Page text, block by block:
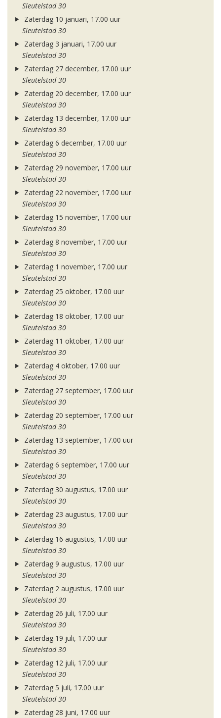
Sleutelstad 30
Zaterdag 10 januari, 17.00 uur
Sleutelstad 30
Zaterdag 3 januari, 17.00 uur
Sleutelstad 30
Zaterdag 27 december, 17.00 uur
Sleutelstad 30
Zaterdag 20 december, 17.00 uur
Sleutelstad 30
Zaterdag 13 december, 17.00 uur
Sleutelstad 30
Zaterdag 6 december, 17.00 uur
Sleutelstad 30
Zaterdag 29 november, 17.00 uur
Sleutelstad 30
Zaterdag 22 november, 17.00 uur
Sleutelstad 30
Zaterdag 15 november, 17.00 uur
Sleutelstad 30
Zaterdag 8 november, 17.00 uur
Sleutelstad 30
Zaterdag 1 november, 17.00 uur
Sleutelstad 30
Zaterdag 25 oktober, 17.00 uur
Sleutelstad 30
Zaterdag 18 oktober, 17.00 uur
Sleutelstad 30
Zaterdag 11 oktober, 17.00 uur
Sleutelstad 30
Zaterdag 4 oktober, 17.00 uur
Sleutelstad 30
Zaterdag 27 september, 17.00 uur
Sleutelstad 30
Zaterdag 20 september, 17.00 uur
Sleutelstad 30
Zaterdag 13 september, 17.00 uur
Sleutelstad 30
Zaterdag 6 september, 17.00 uur
Sleutelstad 30
Zaterdag 30 augustus, 17.00 uur
Sleutelstad 30
Zaterdag 23 augustus, 17.00 uur
Sleutelstad 30
Zaterdag 16 augustus, 17.00 uur
Sleutelstad 30
Zaterdag 9 augustus, 17.00 uur
Sleutelstad 30
Zaterdag 2 augustus, 17.00 uur
Sleutelstad 30
Zaterdag 26 juli, 17.00 uur
Sleutelstad 30
Zaterdag 19 juli, 17.00 uur
Sleutelstad 30
Zaterdag 12 juli, 17.00 uur
Sleutelstad 30
Zaterdag 5 juli, 17.00 uur
Sleutelstad 30
Zaterdag 28 juni, 17.00 uur